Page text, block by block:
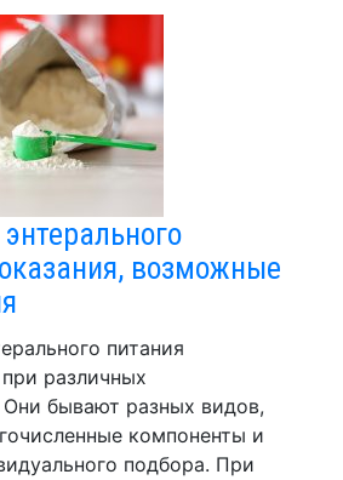
возможные
питания
различных
Они бывают разных видов,
компоненты и
подбора. При